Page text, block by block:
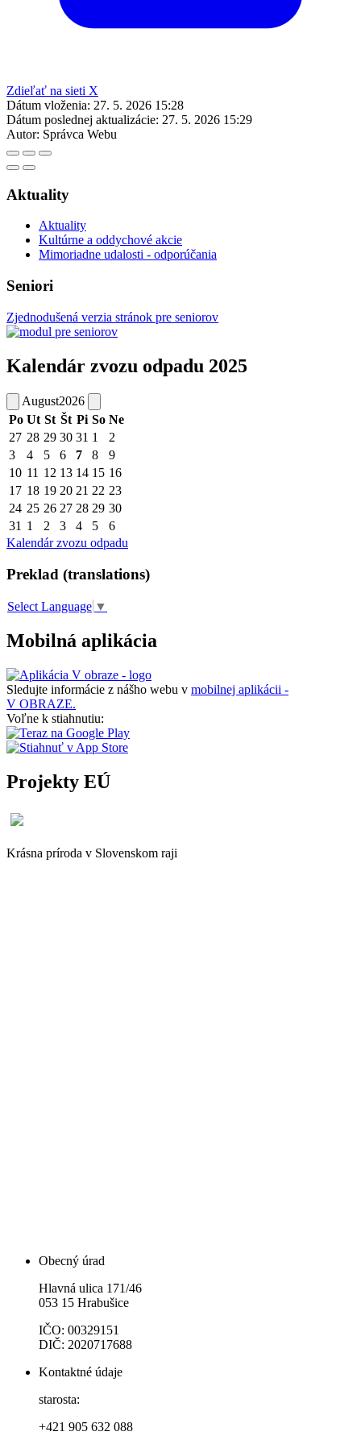
Zdieľať na sieti X
Dátum vloženia: 27. 5. 2026 15:28
Dátum poslednej aktualizácie: 27. 5. 2026 15:29
Autor: Správca Webu
Aktuality
Aktuality
Kultúrne a oddychové akcie
Mimoriadne udalosti - odporúčania
Seniori
Zjednodušená verzia stránok pre seniorov
Kalendár zvozu odpadu 2025
August2026
Po Ut St Št Pi So Ne
27 28 29 30 31 1
2
3
4 5 6 7 8
9
10 11 12 13 14 15 16
17 18 19 20 21 22 23
24 25 26 27 28 29 30
31 1 2 3 4 5
6
Kalendár zvozu odpadu
Preklad (translations)
Select Language ▼
Mobilná aplikácia
Sledujte informácie z nášho webu v mobilnej aplikácii -
V OBRAZE.
Voľne k stiahnutiu:
Projekty EÚ
Krásna príroda v Slovenskom raji
Obecný úrad
Hlavná ulica 171/46
053 15 Hrabušice
IČO: 00329151
DIČ: 2020717688
Kontaktné údaje
starosta:
+421 905 632 088